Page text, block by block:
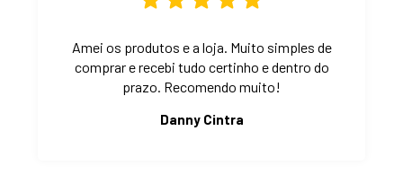
Amei os produtos e a loja. Muito simples de
comprar e recebi tudo certinho e dentro do
prazo. Recomendo muito!
Danny Cintra